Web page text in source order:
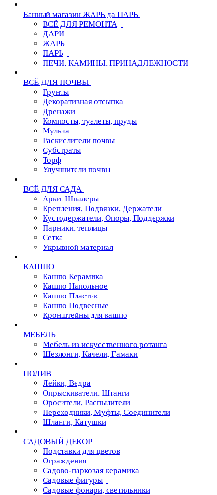
Банный магазин ЖАРЬ да ПАРЬ
ВСЁ ДЛЯ РЕМОНТА
ДАРИ
ЖАРЬ
ПАРЬ
ПЕЧИ, КАМИНЫ, ПРИНАДЛЕЖНОСТИ
ВСЁ ДЛЯ ПОЧВЫ
Грунты
Декоративная отсыпка
Дренажи
Компосты, туалеты, пруды
Мульча
Раскислители почвы
Субстраты
Торф
Улучшители почвы
ВСЁ ДЛЯ САДА
Арки, Шпалеры
Крепления, Подвязки, Держатели
Кустодержатели, Опоры, Поддержки
Парники, теплицы
Сетка
Укрывной материал
КАШПО
Кашпо Керамика
Кашпо Напольное
Кашпо Пластик
Кашпо Подвесные
Кронштейны для кашпо
МЕБЕЛЬ
Мебель из искусственного ротанга
Шезлонги, Качели, Гамаки
ПОЛИВ
Лейки, Ведра
Опрыскиватели, Штанги
Оросители, Распылители
Переходники, Муфты, Соединители
Шланги, Катушки
САДОВЫЙ ДЕКОР
Подставки для цветов
Ограждения
Садово-парковая керамика
Садовые фигуры
Садовые фонари, светильники